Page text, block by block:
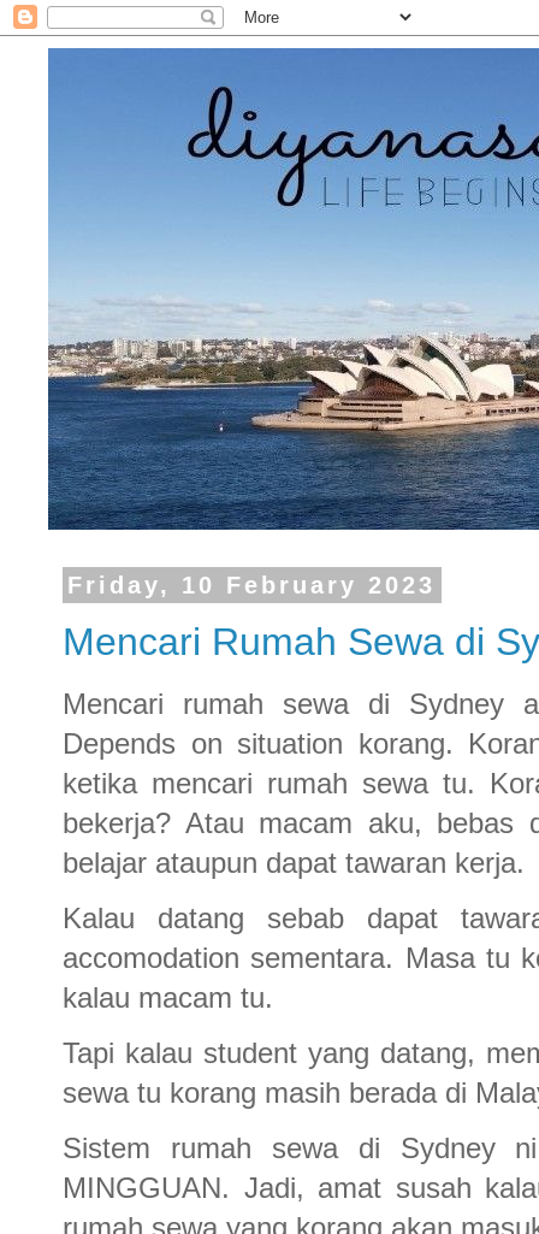
Friday, 10 February 2023
Mencari Rumah Sewa di
Mencari rumah sewa di Sydney
Depends on situation korang.
ketika mencari rumah sewa tu.
bekerja? Atau macam aku, bebas
belajar ataupun dapat tawaran kerja.
Kalau datang sebab dapat
accomodation sementara. Masa tu
kalau macam tu.
Tapi kalau student yang datang,
sewa tu korang masih berada di
Sistem rumah sewa di Sydney
MINGGUAN. Jadi, amat susah